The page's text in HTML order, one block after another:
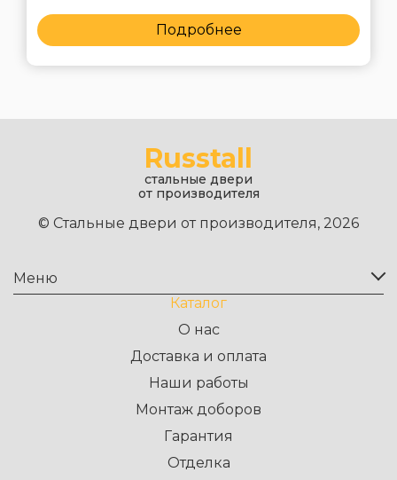
Подробнее
Russtall
стальные двери
от производителя
© Стальные двери от производителя, 2026
Меню
Каталог
О нас
Доставка и оплата
Наши работы
Монтаж доборов
Гарантия
Отделка